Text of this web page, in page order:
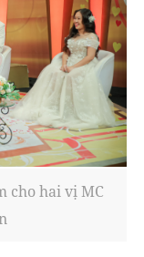
cho hai vị MC